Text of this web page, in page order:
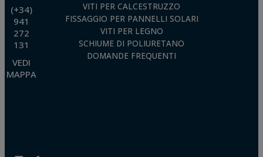
(+34)
941
272
131
VEDI
MAPPA
VITI PER CALCESTRUZZO
FISSAGGIO PER PANNELLI SOLARI
VITI PER LEGNO
SCHIUME DI POLIURETANO
DOMANDE FREQUENTI